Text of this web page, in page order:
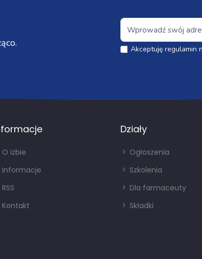
Akceptuję regulamin
O izbie
Informacje
RSS
Kontakt
Działy
Ogłoszenia
Szkolenia
Dla farmaceuty
Składki